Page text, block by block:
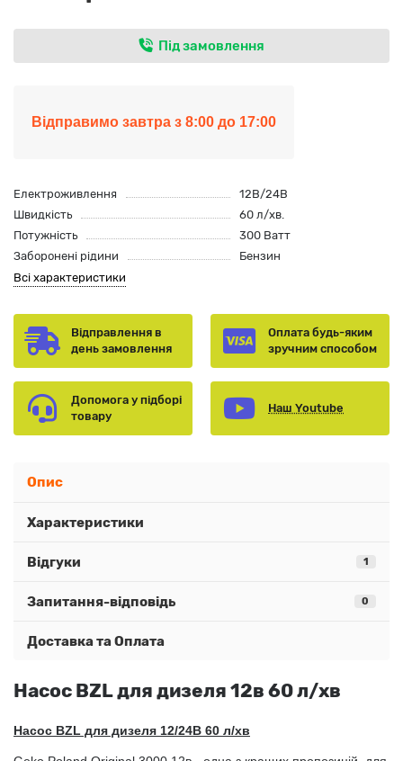
Під замовлення
Відправимо завтра з 8:00 до 17:00
Електроживлення
12В/24В
Швидкість
60 л/хв.
Потужність
300 Ватт
Заборонені рідини
Бензин
Всі характеристики
Відправлення в
день замовлення
Оплата будь-яким
зручним способом
Допомога у підборі
товару
Наш Youtube
Опис
Характеристики
Відгуки 1
Запитання-відповідь 0
Доставка та Оплата
Насос BZL для дизеля 12в 60 л/хв
Насос BZL для дизеля 12/24В 60 л/хв